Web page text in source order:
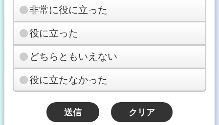
非常に役に立った
役に立った
どちらともいえない
役に立たなかった